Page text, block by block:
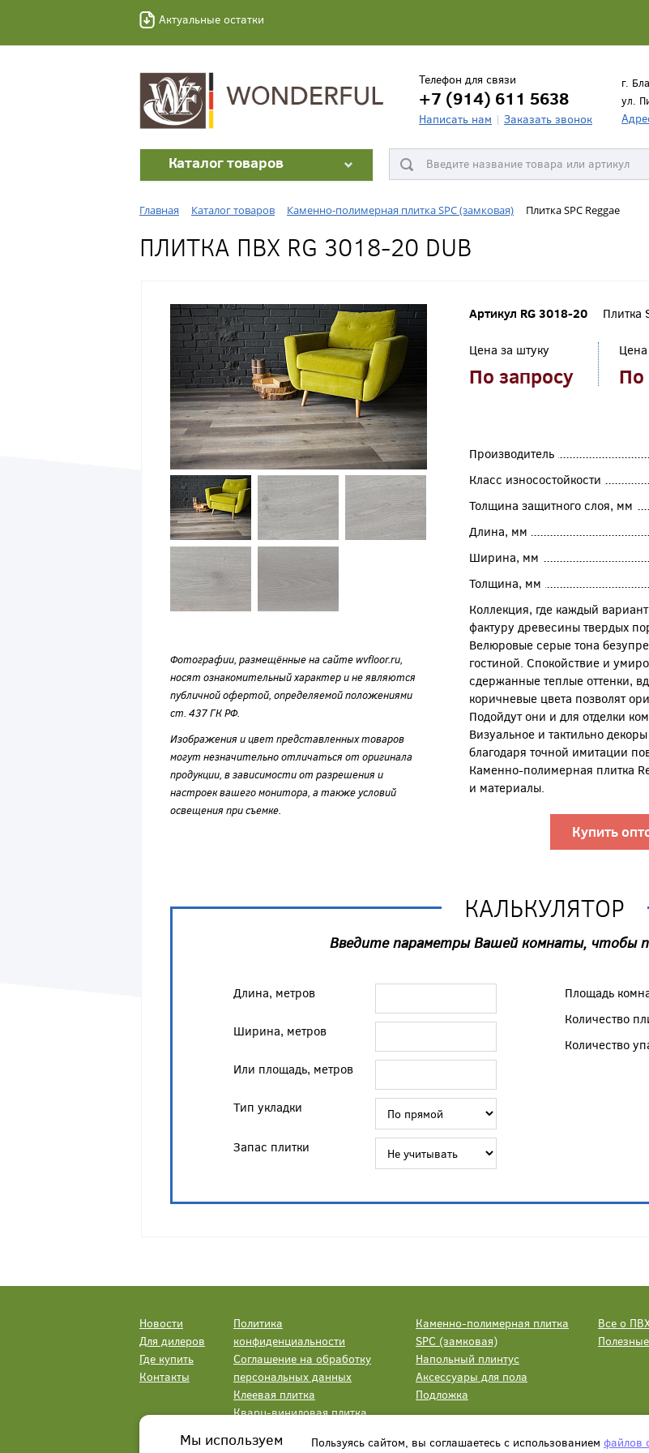
Актуальные остатки
Телефон для связи
+7 (914) 611 5638
Написать нам Заказать звонок
г.
ул.
Каталог товаров
Главная Каталог товаров Каменно-полимерная плитка SPC (замковая) Плитка SPC Reggae
ПЛИТКА ПВХ RG 3018-20 DUB
Фотографии, размещённые на сайте wvfloor.ru,
носят ознакомительный характер и не являются
публичной офертой, определяемой положениями
ст. 437 ГК РФ.
Изображения и цвет представленных товаров
могут незначительно отличаться от оригинала
продукции, в зависимости от разрешения и
настроек вашего монитора, а также условий
освещения при съемке.
Артикул RG 3018-20 Плитка
Цена за штуку
По запросу По
Производитель
Класс износостойкости
Толщина защитного слоя, мм
Длина, мм
Ширина, мм
Толщина, мм
Коллекция, где каждый
фактуру древесины твердых
Велюровые серые тона
гостиной. Спокойствие и
сдержанные теплые оттенки,
коричневые цвета позволят
Подойдут они и для отделки
Визуальное и тактильно
благодаря точной имитации
Каменно-полимерная плитка
и материалы.
Купить
КАЛЬКУЛЯТОР
Введите параметры Вашей комнаты, чтобы
Длина, метров
Ширина, метров
Или площадь, метров
Тип укладки
Запас плитки
Площадь
Количество
Количество
Новости
Для дилеров
Где купить
Контакты
Политика
конфиденциальности
Соглашение на обработку
персональных данных
Клеевая плитка
Кварц-виниловая плитка
Каменно-полимерная плитка
SPC (замковая)
Напольный плинтус
Аксессуары для пола
Подложка
Все о
Мы используем
Пользуясь сайтом, вы соглашаетесь с использованием файлов